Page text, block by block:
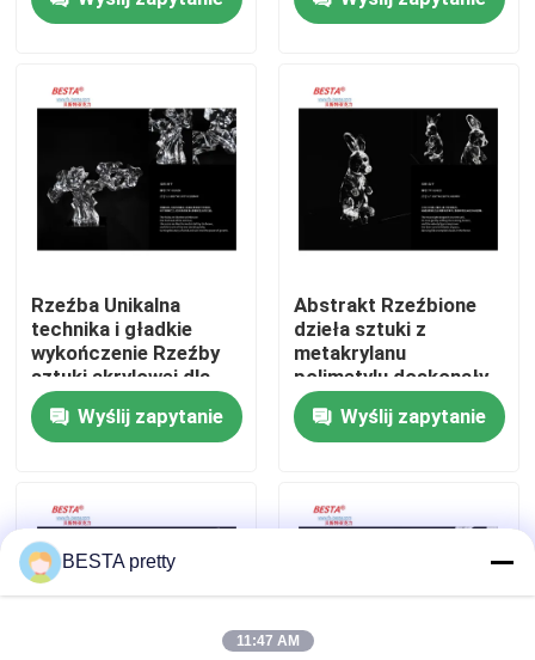
O nas
Kontrola jakości
Skontaktuj się z nami
Sprawy
Rzeźba Unikalna
technika i gładkie
wykończenie Rzeźby
sztuki akrylowej dla
rynków końcowych
Wyślij zapytanie
Abstrakt Rzeźbione
dzieła sztuki z
metakrylanu
polimetylu doskonały
dodatek do
nowoczesnych
przestrzeni
Wyślij zapytanie
BESTA pretty
11:47 AM